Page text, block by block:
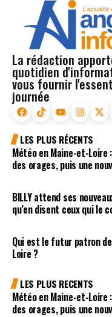
La rédaction
quotidien
vous fournir
journée
LES PLUS RÉCENTS
Météo en Maine-et-
des orages, puis une
BILLY attend ses
qu’en disent ceux qui le
Qui est le futur patron
Loire ?
LES PLUS RECENTS
Météo en Maine-et-
des orages, puis une